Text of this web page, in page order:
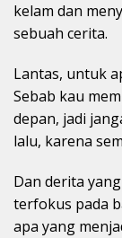
kelam dan
sebuah cerita.
Lantas, untuk
Sebab kau
depan, jadi
lalu, karena
Dan derita
terfokus pada
apa yang